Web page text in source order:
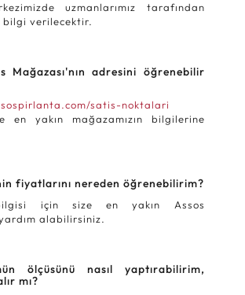
uzmanlarımız tarafından
bilgi verilecektir.
Mağazası'nın adresini öğrenebilir
satis-noktalari
en yakın mağazamızın bilgilerine
fiyatlarını nereden öğrenebilirim?
için size en yakın Assos
alabilirsiniz.
ölçüsünü nasıl yaptırabilirim,
mı?